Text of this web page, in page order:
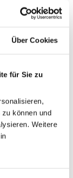
Über Cookies
für Sie zu
können und
Weitere